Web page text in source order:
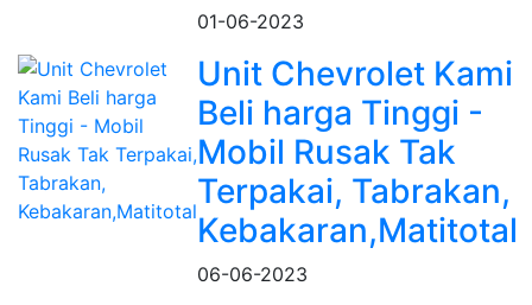
01-06-2023
Unit Chevrolet Kami
Beli harga Tinggi -
Mobil Rusak Tak
Terpakai, Tabrakan,
Kebakaran,Matitotal
06-06-2023